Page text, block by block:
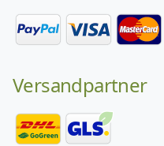
Versandpartner